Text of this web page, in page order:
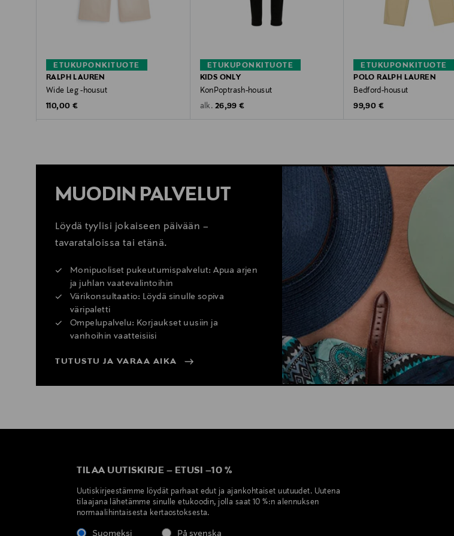
ETUKUPONKITUOTE
RALPH LAUREN
Wide Leg -housut
Original Price
110,00 €
ETUKUPONKITUOTE
KIDS ONLY
KonPoptrash-housut
alk. Original Price
26,99 €
ETUKUPONKITUOTE
POLO RALPH LAUREN
Bedford-housut
Original Price
99,90 €
MUODIN PALVELUT
Löydä tyylisi jokaiseen päivään –
tavarataloissa tai etänä.
Monipuoliset pukeutumispalvelut: Apua arjen
ja juhlan vaatevalintoihin
Värikonsultaatio: Löydä sinulle sopiva
väripaletti
Ompelupalvelu: Korjaukset uusiin ja
vanhoihin vaatteisiisi
TUTUSTU JA VARAA AIKA
TILAA UUTISKIRJE – ETUSI –10 %
Uutiskirjeestämme löydät parhaat edut ja ajankohtaiset uutuudet. Uutena
tilaajana lähetämme sinulle etukoodin, jolla saat 10 %:n alennuksen
normaalihintaisesta kertaostoksesta.
Suomeksi På svenska